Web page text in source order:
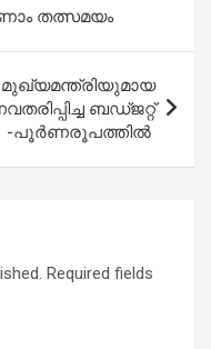
തത്സമയം
ബഡ്ജറ്റ്
-പൂർണരൂപത്തിൽ
Required fields